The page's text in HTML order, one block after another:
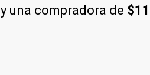
y una compradora de